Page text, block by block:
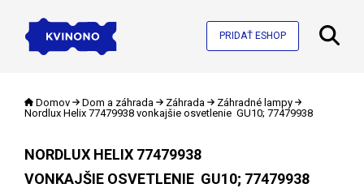
PRIDAŤ ESHOP
Domov Dom a záhrada Záhrada
Záhradné lampy
Nordlux Helix 77479938 vonkajšie osvetlenie GU10; 77479938
NORDLUX HELIX 77479938
VONKAJŠIE OSVETLENIE GU10; 77479938